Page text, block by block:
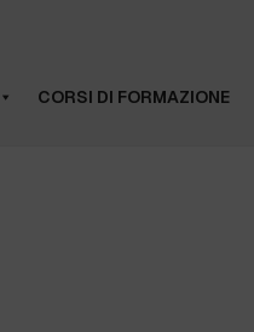
CORSI DI FORMAZIONE